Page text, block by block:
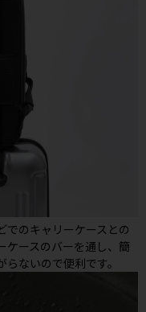
のキャリーケースとの
ケースのバーを通し、簡
ないので便利です。